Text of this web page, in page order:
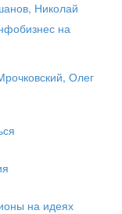
Николай
на
Олег
на идеях